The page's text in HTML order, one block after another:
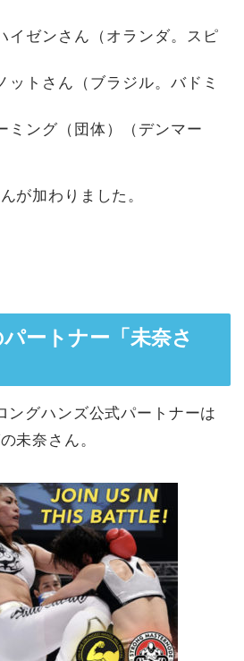
イゼンさん（オランダ。スピ
ットさん（ブラジル。バドミ
ミング（団体）（デンマー
が加わりました。
ートナー「未奈さ
ングハンズ公式パートナーは
未奈さん。